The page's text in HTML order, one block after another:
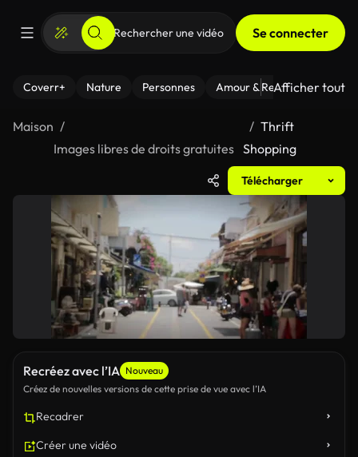
Se connecter
Coverr+ Nature Personnes Amour & Relations Le
Afficher tout
Maison
Images libres de droits gratuites
Thrift
Shopping
Télécharger
Recréez avec l’IA Nouveau
Créez de nouvelles versions de cette prise de vue avec l’IA
Recadrer
Créer une vidéo